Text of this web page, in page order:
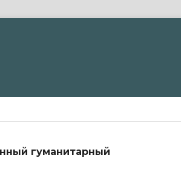
гуманитарный